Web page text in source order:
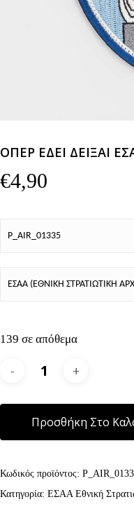
ΟΠΕΡ ΕΔΕΙ ΔΕΙΞΑΙ
€4,90
P_AIR_01335
ΕΣΑΑ (ΕΘΝΙΚΗ ΣΤΡΑΤΙΩΤΙΚΗ
139 σε απόθεμα
Προσθήκη Στο
Κωδικός προϊόντος:
Κατηγορία: ΕΣΑΑ Εθνική